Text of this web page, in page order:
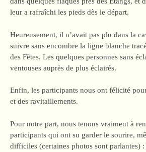
leur a rafraîchi les pieds dès le départ.
Heureusement, il n’avait pas plu dans la
suivre sans encombre la ligne blanche
des Fêtes. Les quelques personnes sans
ventouses auprès de plus éclairés.
Enfin, les participants nous ont félicité
et des ravitaillements.
Pour notre part, nous tenons vraiment à
participants qui ont su garder le sourire,
difficiles (certaines photos sont parlantes) :